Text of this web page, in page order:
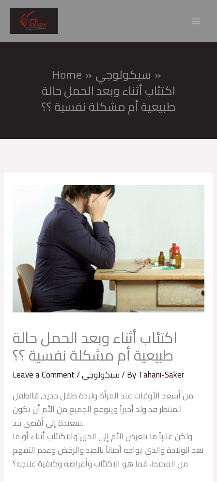
Skip
content
Home سيكولوجي
اكتئاب أثناء وبعد الحمل حالة
طبيعية أم مشكلة نفسية ؟؟
اكتئاب أثناء وبعد الحمل حالة
طبيعية أم مشكلة نفسية ؟؟
Leave a Comment/سيكولوجي/ ByTahani-Saker
من أسعد الأوقات عند المرأة ولادة طفل جديد, فالطفل
المنتظر قد ولد أخيراً ويتوقع الجميع من الأم أن تكون
سعيدة إلى أقصى حد.
ولكن غالباً ما تتعرض الأم إلى الحزن والاكتئاب أثناء أو ما
بعد الولادة والذي يواجه أحياناً بالصد والرفض وعدم التفهم
من المحيط، فما هو الاكتئاب وأعراضه وكيفية علاجه؟